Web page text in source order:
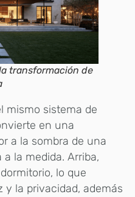
transformación de
mismo sistema de
en una
a la sombra de una
la medida. Arriba,
lo que
y la privacidad, además